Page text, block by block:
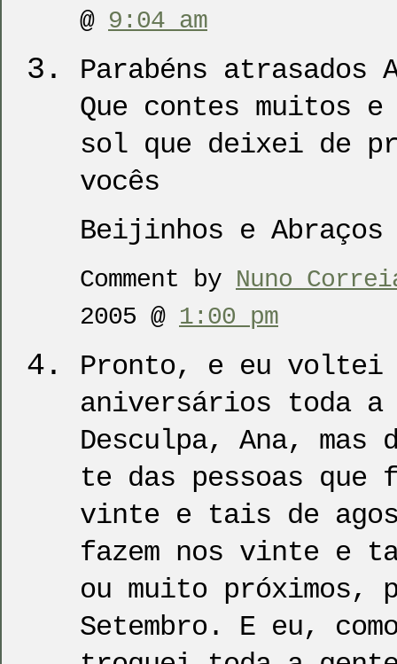
@ 9:04 am
Parabéns atrasados
Que contes muitos
sol que deixei de
vocês
Beijinhos e Abraços
Comment by Nuno
2005 @ 1:00 pm
Pronto, e eu voltei
aniversários toda a
Desculpa, Ana, mas
te das pessoas que
vinte e tais de
fazem nos vinte e
ou muito próximos,
Setembro. E eu,